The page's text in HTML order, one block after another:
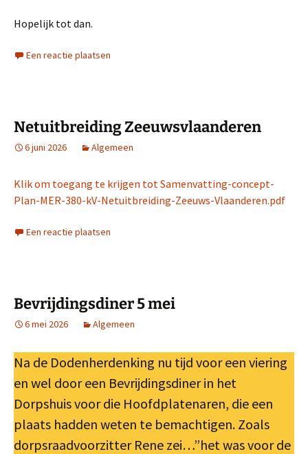
Hopelijk tot dan.
Een reactie plaatsen
Netuitbreiding Zeeuwsvlaanderen
6 juni 2026 Algemeen
Klik om toegang te krijgen tot Samenvatting-concept-
Plan-MER-380-kV-Netuitbreiding-Zeeuws-Vlaanderen.pdf
Een reactie plaatsen
Bevrijdingsdiner 5 mei
6 mei 2026 Algemeen
Na de Dodenherdenking nu tijd voor een viering
en wel door een Bevrijdingsdiner in het
Dorpshuis voor die Hoofdplatenaren, die een
plaats hadden weten te bemachtigen. Zoals
dorpsraadvoorzitter Rene zei…”het was voor de